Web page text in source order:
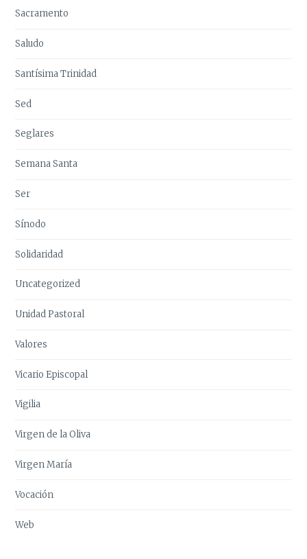
Sacramento
Saludo
Santísima Trinidad
Sed
Seglares
Semana Santa
Ser
Sínodo
Solidaridad
Uncategorized
Unidad Pastoral
Valores
Vicario Episcopal
Vigilia
Virgen de la Oliva
Virgen María
Vocación
Web